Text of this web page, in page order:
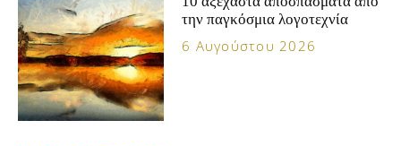
την παγκόσμια λογοτεχνία
6 Αυγούστου 2026